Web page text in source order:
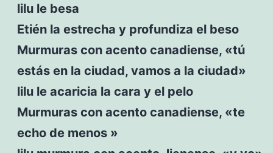
lilu le besa
Etién la estrecha y profundiza el beso
Murmuras con acento canadiense, «tú
estás en la ciudad, vamos a la ciudad»
lilu le acaricia la cara y el pelo
Murmuras con acento canadiense, «te
echo de menos »